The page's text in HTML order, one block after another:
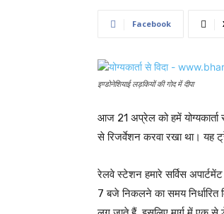
Facebook
इण्डोनेशियाई लड़कियों की गोद में दीपा
आज 21 अप्रेल को हमें
से रिजर्वेशन करवा रखा था। यह
रेलवे स्टेशन हमारे सर्विस
7 बजे निकलने का समय